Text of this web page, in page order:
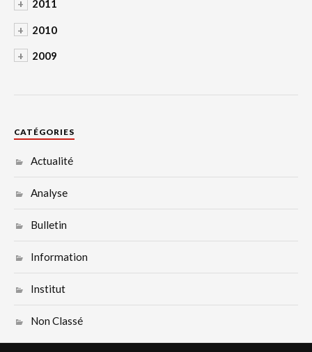
+ 2011
+ 2010
+ 2009
CATÉGORIES
Actualité
Analyse
Bulletin
Information
Institut
Non Classé